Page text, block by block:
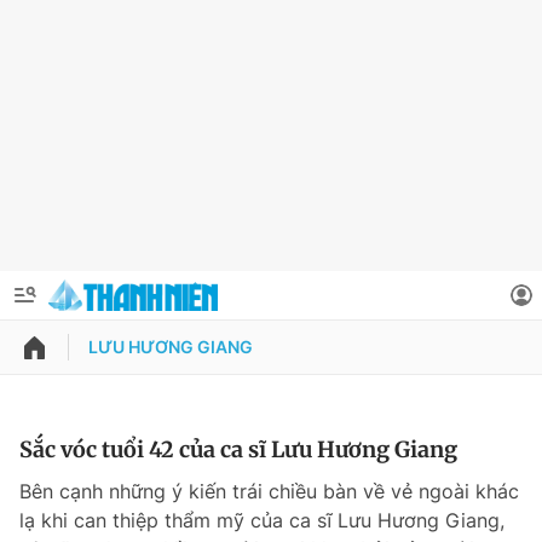
QUẢNG CÁO
Chuyên mục
Thông tin tài khoản
Đổi mật khẩu
LƯU HƯƠNG GIANG
Sắc vóc tuổi 42 của ca sĩ Lưu Hương Giang
Bên cạnh những ý kiến trái chiều bàn về vẻ ngoài khác
lạ khi can thiệp thẩm mỹ của ca sĩ Lưu Hương Giang,